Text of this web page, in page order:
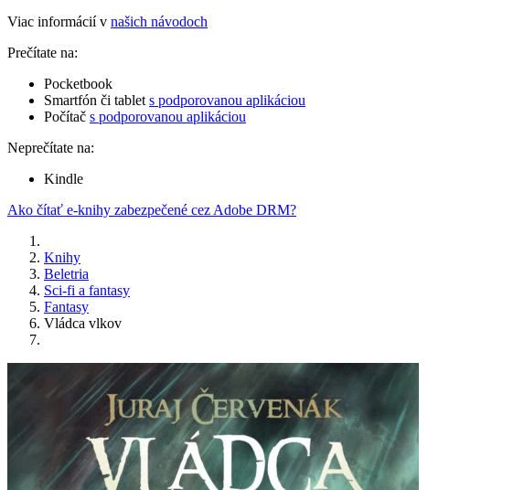
Viac informácií v našich návodoch
Prečítate na:
Pocketbook
Smartfón či tablet s podporovanou aplikáciou
Počítač s podporovanou aplikáciou
Neprečítate na:
Kindle
Ako čítať e-knihy zabezpečené cez Adobe DRM?
Knihy
Beletria
Sci-fi a fantasy
Fantasy
Vládca vlkov